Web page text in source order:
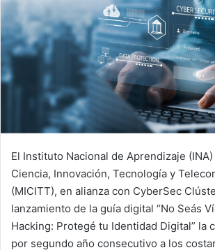
El Instituto Nacional de Aprendizaje
Ciencia, Innovación, Tecnología y
(MICITT), en alianza con CyberSec
lanzamiento de la guía digital “No Seás
Hacking: Protegé tu Identidad Digital” la
por segundo año consecutivo a los